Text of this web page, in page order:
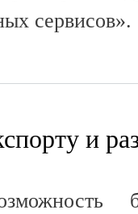
сервисов».
и